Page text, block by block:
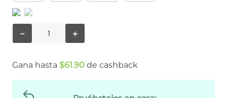
＋
－
Gana hasta $61.90 de cashback